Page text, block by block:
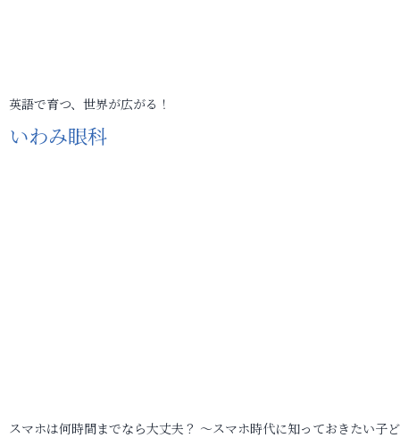
英語で育つ、世界が広がる！
いわみ眼科
スマホは何時間までなら大丈夫？ ～スマホ時代に知っておきたい子